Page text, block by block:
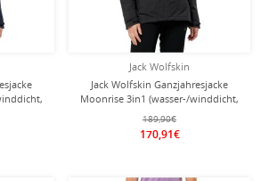
Jack Wolfskin
Jack Wolfskin Ganzjahresjacke
Moonrise 3in1 (wasser-/winddicht,
mit Fleece-Innenjacke) schwarz
Damen
189,90€
170,91€